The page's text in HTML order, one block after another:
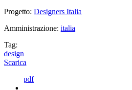
Progetto: Designers Italia
Amministrazione: italia
Tag:
design
Scarica
pdf